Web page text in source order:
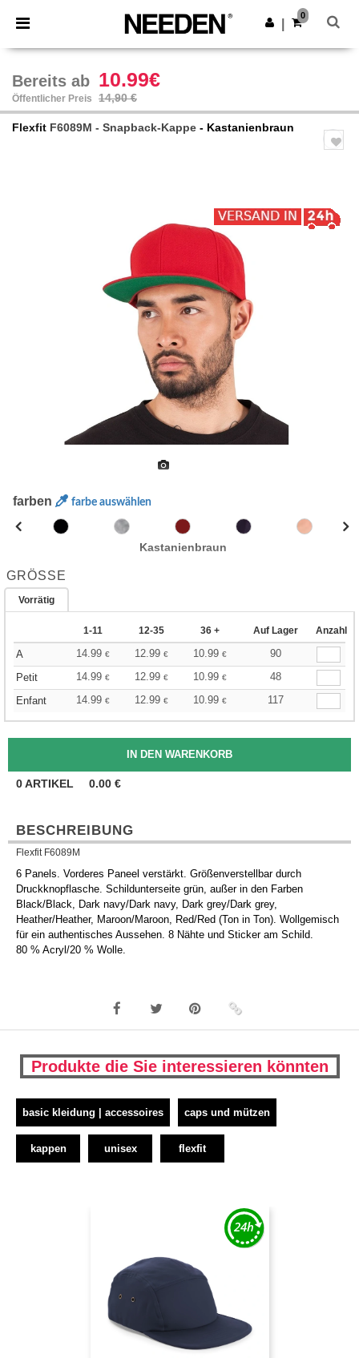
× Needen App
Bessere Preise in der App!
App holen
0
Bereits ab 10.99€
Öffentlicher Preis 14,90 €
Flexfit F6089M - Snapback-Kappe - Kastanienbraun
farben farbe auswählen
Kastanienbraun
GRÖSSE
Vorrätig
1-11 12-35 36 + Auf Lager Anzahl
A 14.99 € 12.99 € 10.99 €
90
Petit
14.99 € 12.99 € 10.99 €
48
Enfant
14.99 € 12.99 € 10.99 € 117
0ARTIKEL 0.00 €
BESCHREIBUNG
Flexfit F6089M
6 Panels. Vorderes Paneel verstärkt. Größenverstellbar durch
Druckknopflasche. Schildunterseite grün, außer in den Farben
Black/Black, Dark navy/Dark navy, Dark grey/Dark grey,
Heather/Heather, Maroon/Maroon, Red/Red (Ton in Ton). Wollgemisch
für ein authentisches Aussehen. 8 Nähte und Sticker am Schild.
80 % Acryl/20 % Wolle.
Produkte die Sie interessieren könnten
basic kleidung | accessoires caps und mützen
kappen unisex flexfit